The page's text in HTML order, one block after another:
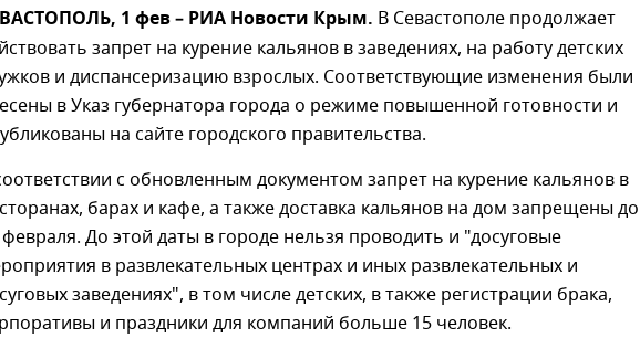
1 фев – РИА Новости Крым. В Севастополе продолжает
запрет на курение кальянов в заведениях, на работу детских
и диспансеризацию взрослых. Соответствующие изменения были
в Указ губернатора города о режиме повышенной готовности и
на сайте городского правительства.
с обновленным документом запрет на курение кальянов в
барах и кафе, а также доставка кальянов на дом запрещены до
До этой даты в городе нельзя проводить и "досуговые
в развлекательных центрах и иных развлекательных и
заведениях", в том числе детских, в также регистрации брака,
и праздники для компаний больше 15 человек.